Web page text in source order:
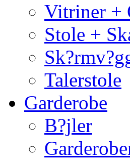
Vitriner +
Stole +
Talerstole
Garderobe
B?jler